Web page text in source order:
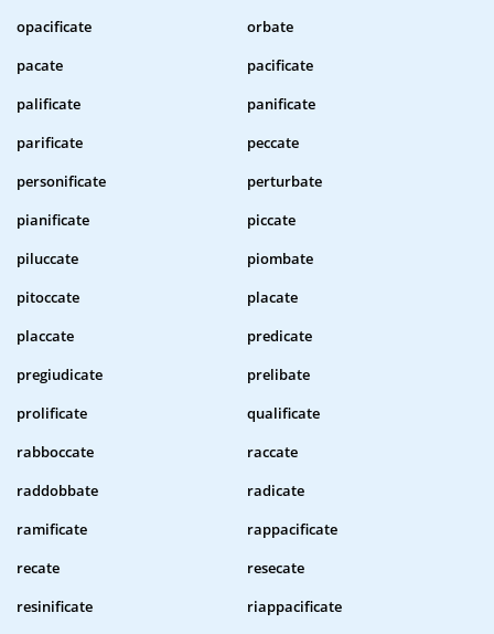
opacificate
orbate
pacate
pacificate
palificate
panificate
parificate
peccate
personificate
perturbate
pianificate
piccate
piluccate
piombate
pitoccate
placate
placcate
predicate
pregiudicate
prelibate
prolificate
qualificate
rabboccate
raccate
raddobbate
radicate
ramificate
rappacificate
recate
resecate
resinificate
riappacificate